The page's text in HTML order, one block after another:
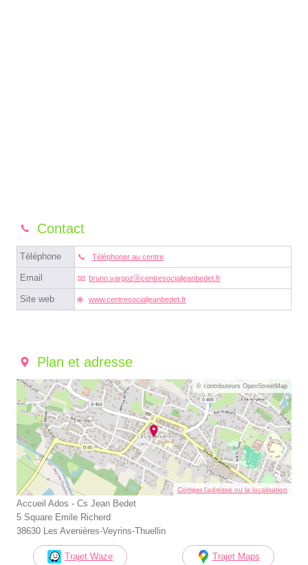
Contact
Téléphone Téléphoner au centre
Email bruno.vargozⓐcentresocialjeanbedet.fr
Site web www.centresocialjeanbedet.fr
Plan et adresse
© contributeurs OpenStreetMap
Corriger l’adresse ou la localisation
Accueil Ados - Cs Jean Bedet
5 Square Emile Richerd
38630 Les Avenières-Veyrins-Thuellin
Trajet Waze Trajet Maps